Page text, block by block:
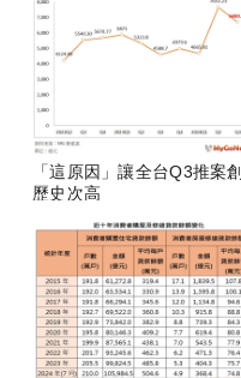
「這原因」讓全台Q3推案創
歷史次高